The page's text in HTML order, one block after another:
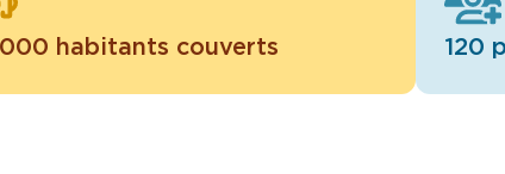
habitants couverts 120